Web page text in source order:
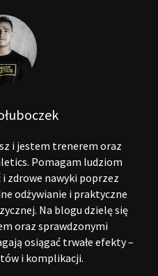
i jestem trenerem oraz
Pomagam ludziom
i zdrowe nawyki poprzez
odżywianie i praktyczne
Na blogu dzielę się
oraz sprawdzonymi
osiągać trwałe efekty –
i komplikacji.